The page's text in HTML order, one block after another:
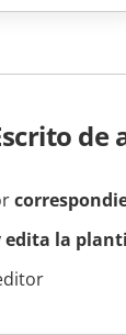
de
la